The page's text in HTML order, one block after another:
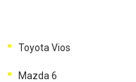
Toyota Vios
Mazda 6